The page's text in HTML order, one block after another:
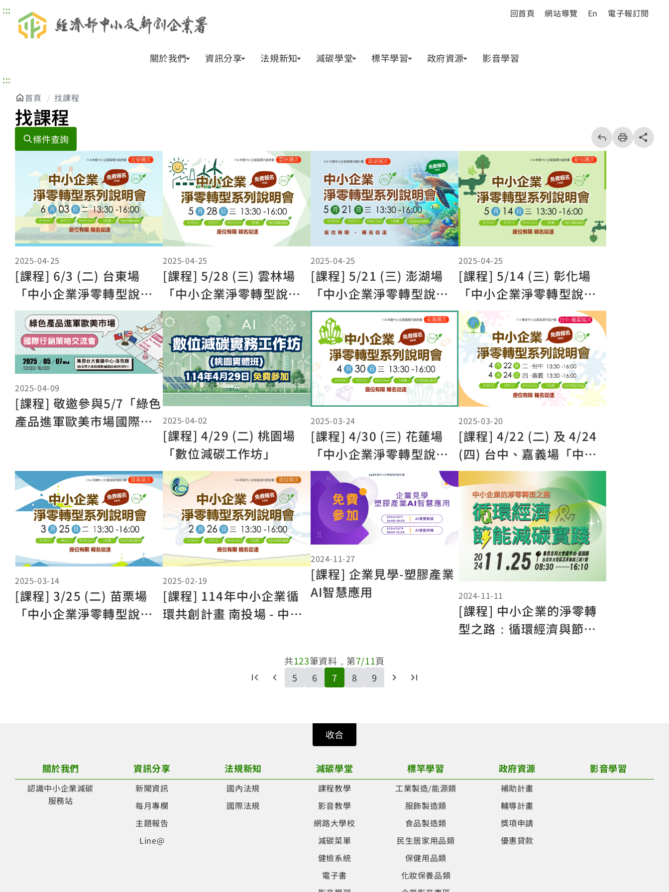
::: 回首頁 網站導覽 En 電子報訂閱
關於我們 資訊分享 法規新知 減碳學堂 標竿學習 政府資源
影音學習
:::
首頁 找課程
找課程
條件查詢
回
上
一
頁
列
印
share分享按
2025-04-25
[課程] 6/3 (二) 台東場
「中小企業淨零轉型說明
會」
2025-04-25
[課程] 5/28 (三) 雲林場
「中小企業淨零轉型說明
會」
2025-04-25
[課程] 5/21 (三) 澎湖場
「中小企業淨零轉型說明
會」
2025-04-25
[課程] 5/14 (三) 彰化場
「中小企業淨零轉型說明
會」
2025-04-09
[課程] 敬邀參與5/7「綠色
產品進軍歐美市場國際行
2025-04-02
[課程] 4/29 (二) 桃園場
「數位減碳工作坊」
2025-03-24
[課程] 4/30 (三) 花蓮場
「中小企業淨零轉型說明
會」
2025-03-20
[課程] 4/22 (二) 及 4/24
(四) 台中、嘉義場「中小
企業淨零轉型說明會」
2025-03-14
[課程] 3/25 (二) 苗栗場
「中小企業淨零轉型說明
2025-02-19
[課程] 114年中小企業循
環共創計畫 南投場 - 中小
2024-11-27
[課程] 企業見學-塑膠產業
AI智慧應用
2024-11-11
[課程] 中小企業的淨零轉
型之路：循環經濟與節能
共123筆資料，第7/11頁
5
6 7 8 9
收合
關於我們
認識中小企業減碳
服務站
資訊分享
新聞資訊
每月專欄
主題報告
Line@
法規新知
國內法規
國際法規
減碳學堂
課程教學
影音教學
網路大學校
減碳菜單
健檢系統
電子書
標竿學習
工業製造/能源類
服飾製造類
食品製造類
民生居家用品類
保健用品類
化妝保養品類
政府資源
補助計畫
輔導計畫
獎項申請
優惠貸款
影音學習